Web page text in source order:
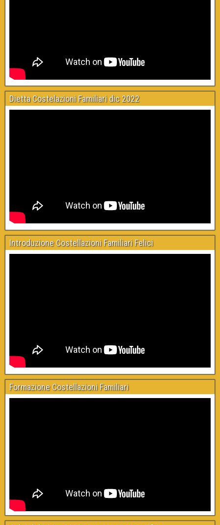
Dietta Costelazioni Familiari dic 2022
Introduzione Costellazioni Familiari Felici
Formazione Costellazioni Familiari